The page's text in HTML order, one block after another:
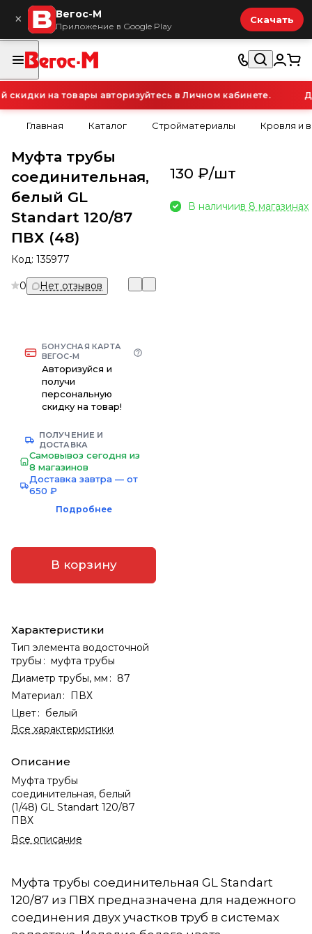
× Вегос-М
Приложение в Google Play
Скачать
на товары авторизуйтесь в Личном кабинете.
Главная Каталог Стройматериалы Кровля и
Муфта трубы
соединительная,
белый GL
Standart 120/87
ПВХ (48)
Код: 135977
0 Нет отзывов
БОНУСНАЯ КАРТА
ВЕГОС-М
Авторизуйся и
получи
персональную
скидку на товар!
ПОЛУЧЕНИЕ И
ДОСТАВКА
Самовывоз сегодня из
8 магазинов
Доставка завтра — от
650 ₽
Подробнее
В корзину
Характеристики
Тип элемента водосточной
трубы : муфта трубы
Диаметр трубы, мм : 87
Материал : ПВХ
Цвет: белый
Все характеристики
Описание
Муфта трубы
соединительная, белый
(1/48) GL Standart 120/87
ПВХ
Все описание
130 ₽/шт
В наличиив 8 магазинах
Муфта трубы соединительная GL Standart
120/87 из ПВХ предназначена для надежного
соединения двух участков труб в системах